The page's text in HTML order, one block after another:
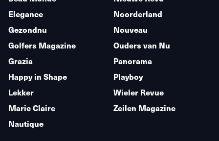
Elegance
Gezondnu
Golfers Magazine
Grazia
Happy in Shape
Lekker
Marie Claire
Nautique
Noorderland
Nouveau
Ouders van Nu
Panorama
Playboy
Wieler Revue
Zeilen Magazine